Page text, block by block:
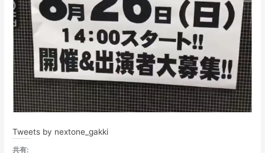
Tweets by nextone_gakki
共有: